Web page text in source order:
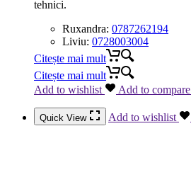
tehnici.
Ruxandra: 0787262194
Liviu: 0728003004
Citește mai mult
Citește mai mult
Add to wishlist
Add to compare
Quick View Add to wishlist